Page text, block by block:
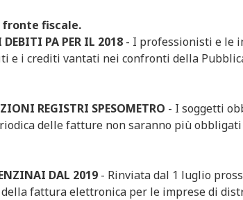
fronte fiscale.
PA PER IL 2018 - I professionisti e le
e i crediti vantati nei confronti della
REGISTRI SPESOMETRO - I soggetti
delle fatture non saranno più
DAL 2019 - Rinviata dal 1 luglio
fattura elettronica per le imprese di